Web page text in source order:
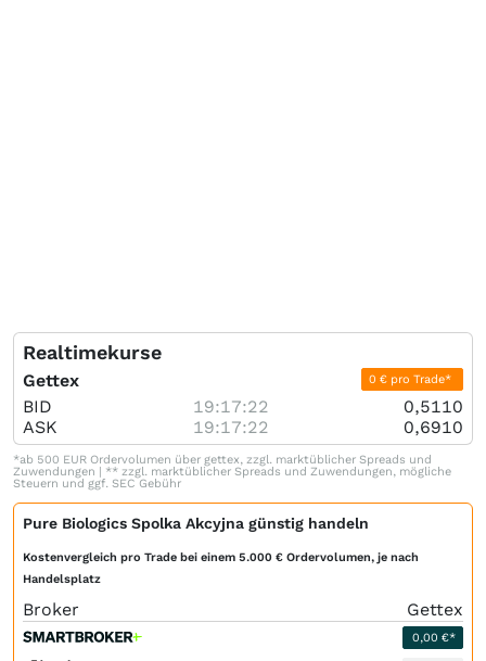
Realtimekurse
Gettex 0 € pro Trade*
BID 19:17:22
0,5110
ASK
19:17:22 0,6910
*ab 500 EUR Ordervolumen über gettex, zzgl. marktüblicher Spreads und
Zuwendungen | ** zzgl. marktüblicher Spreads und Zuwendungen, mögliche
Steuern und ggf. SEC Gebühr
Pure Biologics Spolka Akcyjna günstig handeln
Kostenvergleich pro Trade bei einem 5.000 € Ordervolumen, je nach
Handelsplatz
Broker Gettex
0,00 €*